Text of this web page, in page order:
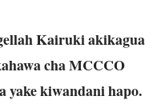
Kairuki akikagua
cha MCCCO
yake kiwandani hapo.